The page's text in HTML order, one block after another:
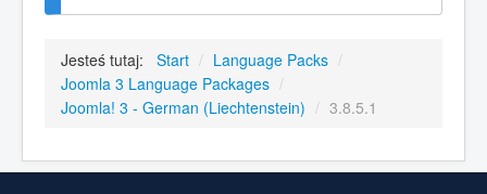
Jesteś tutaj: Start / Language Packs /
Joomla 3 Language Packages /
Joomla! 3 - German (Liechtenstein) / 3.8.5.1